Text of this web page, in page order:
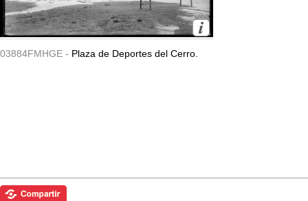
03884FMHGE - Plaza de Deportes del Cerro.